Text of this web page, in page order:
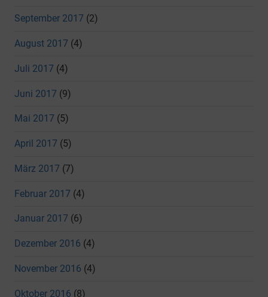
September 2017 (2)
August 2017 (4)
Juli 2017 (4)
Juni 2017 (9)
Mai 2017 (5)
April 2017 (5)
März 2017 (7)
Februar 2017 (4)
Januar 2017 (6)
Dezember 2016 (4)
November 2016 (4)
Oktober 2016 (8)